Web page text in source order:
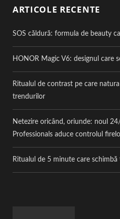
ARTICOLE RECENTE
SOS căldură: formula de beauty
HONOR Magic V6: designul care
Ritualul de contrast pe care
trendurilor
Netezire oricând, oriunde: noul
Professionals aduce controlul
Ritualul de 5 minute care schimbă